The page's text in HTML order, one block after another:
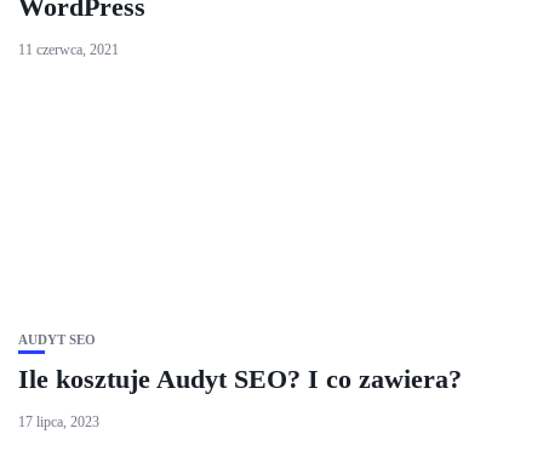
WordPress
11 czerwca, 2021
AUDYT SEO
Ile kosztuje Audyt SEO? I co zawiera?
17 lipca, 2023